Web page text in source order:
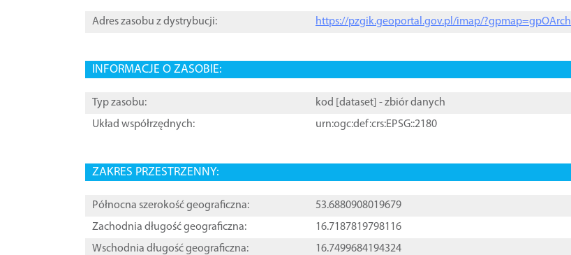
Adres zasobu z dystrybucji: https://pzgik.geoportal.gov.pl/imap/?gpmap=gpOArch
INFORMACJE O ZASOBIE:
Typ zasobu: kod [ dataset ] - zbiór danych
Układ współrzędnych:
urn:ogc:def:crs:EPSG::2180
ZAKRES PRZESTRZENNY:
Północna szerokość geograficzna:
53.6880908019679
Zachodnia długość geograficzna:
16.7187819798116
Wschodnia długość geograficzna:
16.7499684194324